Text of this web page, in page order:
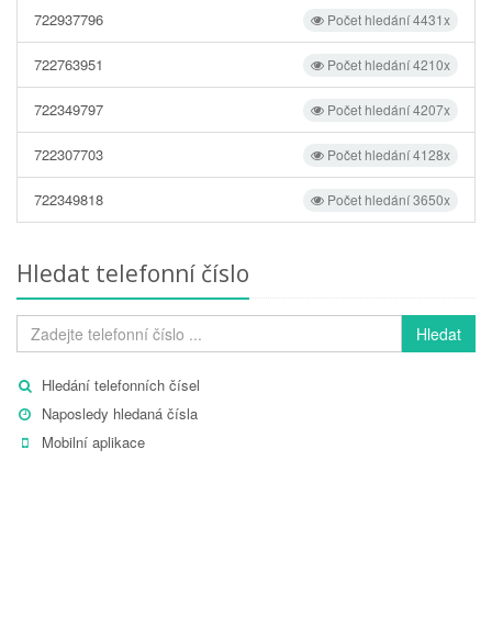
Počet hledání 4431x
722937796
Počet hledání 4210x
722763951
Počet hledání 4207x
722349797
Počet hledání 4128x
722307703
Počet hledání 3650x
722349818
Hledat telefonní číslo
Hledat
Hledání telefonních čísel
Naposledy hledaná čísla
Mobilní aplikace